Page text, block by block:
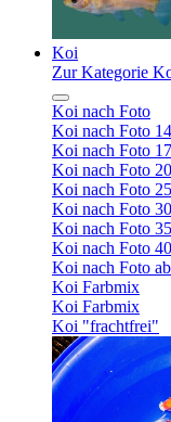
Koi
Zur Kategorie
Koi nach Foto
Koi nach Foto
Koi nach Foto
Koi nach Foto
Koi nach Foto
Koi nach Foto
Koi nach Foto
Koi nach Foto
Koi nach Foto
Koi Farbmix
Koi Farbmix
Koi "frachtfrei"